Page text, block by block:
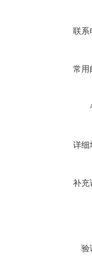
联系
常用
详细
补充
验